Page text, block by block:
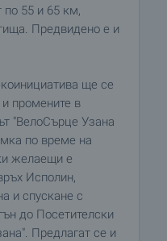
по 55 и 65 км,
Предвидено е и
ще се
промените в
"ВелоСърце Узана
по време на
желаещи е
Исполин,
и спускане с
до Посетителски
Предлагат се и